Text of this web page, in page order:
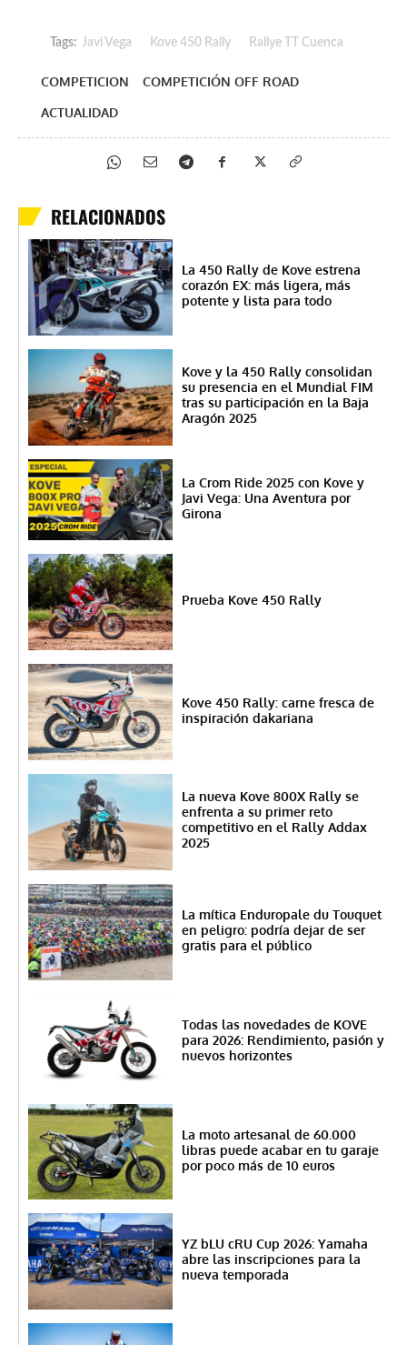
Tags: Javi Vega Kove 450 Rally Rallye TT Cuenca
COMPETICION
COMPETICIÓN OFF ROAD
ACTUALIDAD
RELACIONADOS
La 450 Rally de Kove estrena
corazón EX: más ligera, más
potente y lista para todo
Kove y la 450 Rally consolidan
su presencia en el Mundial FIM
tras su participación en la Baja
Aragón 2025
La Crom Ride 2025 con Kove y
Javi Vega: Una Aventura por
Girona
Prueba Kove 450 Rally
Kove 450 Rally: carne fresca de
inspiración dakariana
La nueva Kove 800X Rally se
enfrenta a su primer reto
competitivo en el Rally Addax
2025
La mítica Enduropale du Touquet
en peligro: podría dejar de ser
gratis para el público
Todas las novedades de KOVE
para 2026: Rendimiento, pasión y
nuevos horizontes
La moto artesanal de 60.000
libras puede acabar en tu garaje
por poco más de 10 euros
YZ bLU cRU Cup 2026: Yamaha
abre las inscripciones para la
nueva temporada